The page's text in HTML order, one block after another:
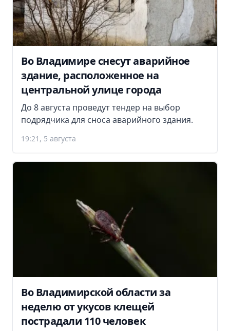
Во Владимире снесут аварийное
здание, расположенное на
центральной улице города
До 8 августа проведут тендер на выбор
подрядчика для сноса аварийного здания.
19:21, 5 августа
Во Владимирской области за
неделю от укусов клещей
пострадали 110 человек